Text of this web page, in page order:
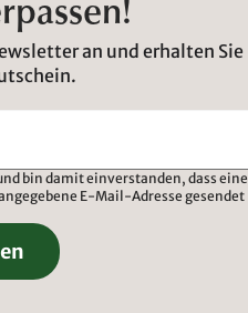
an und erhalten Sie
bin damit einverstanden, dass eine
E-Mail-Adresse gesendet